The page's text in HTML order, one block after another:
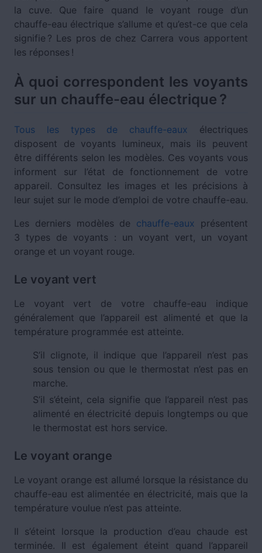
la cuve. Que faire quand le voyant rouge d’un
chauffe-eau électrique s’allume et qu’est-ce que cela
signifie ? Les pros de chez Carrera vous apportent
les réponses !
À quoi correspondent les voyants
sur un chauffe-eau électrique ?
Tous les types de chauffe-eaux électriques
disposent de voyants lumineux, mais ils peuvent
être différents selon les modèles. Ces voyants vous
informent sur l’état de fonctionnement de votre
appareil. Consultez les images et les précisions à
leur sujet sur le mode d’emploi de votre chauffe-eau.
Les derniers modèles de chauffe-eaux présentent
3 types de voyants : un voyant vert, un voyant
orange et un voyant rouge.
Le voyant vert
Le voyant vert de votre chauffe-eau indique
généralement que l’appareil est alimenté et que la
température programmée est atteinte.
S’il clignote, il indique que l’appareil n’est pas
sous tension ou que le thermostat n’est pas en
marche.
S’il s’éteint, cela signifie que l’appareil n’est pas
alimenté en électricité depuis longtemps ou que
le thermostat est hors service.
Le voyant orange
Le voyant orange est allumé lorsque la résistance du
chauffe-eau est alimentée en électricité, mais que la
température voulue n’est pas atteinte.
Il s’éteint lorsque la production d’eau chaude est
terminée. Il est également éteint quand l’appareil